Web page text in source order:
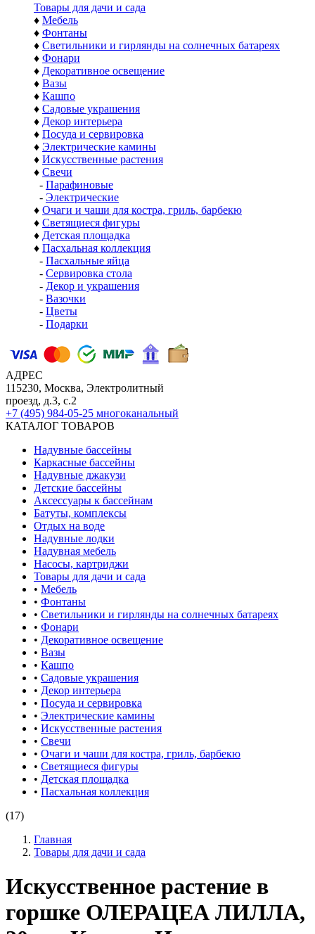
Товары для дачи и сада
♦ Мебель
♦ Фонтаны
♦ Светильники и гирлянды на солнечных батареях
♦ Фонари
♦ Декоративное освещение
♦ Вазы
♦ Кашпо
♦ Садовые украшения
♦ Декор интерьера
♦ Посуда и сервировка
♦ Электрические камины
♦ Искусственные растения
♦ Свечи
- Парафиновые
- Электрические
♦ Очаги и чаши для костра, гриль, барбекю
♦ Светящиеся фигуры
♦ Детская площадка
♦ Пасхальная коллекция
- Пасхальные яйца
- Сервировка стола
- Декор и украшения
- Вазочки
- Цветы
- Подарки
АДРЕС
115230, Москва, Электролитный
проезд, д.3, с.2
+7 (495) 984-05-25 многоканальный
КАТАЛОГ ТОВАРОВ
Надувные бассейны
Каркасные бассейны
Надувные джакузи
Детские бассейны
Аксессуары к бассейнам
Батуты, комплексы
Отдых на воде
Надувные лодки
Надувная мебель
Насосы, картриджи
Товары для дачи и сада
• Мебель
• Фонтаны
• Светильники и гирлянды на солнечных батареях
• Фонари
• Декоративное освещение
• Вазы
• Кашпо
• Садовые украшения
• Декор интерьера
• Посуда и сервировка
• Электрические камины
• Искусственные растения
• Свечи
• Очаги и чаши для костра, гриль, барбекю
• Светящиеся фигуры
• Детская площадка
• Пасхальная коллекция
(17)
Главная
Товары для дачи и сада
Искусственное растение в
горшке ОЛЕРАЦЕА ЛИЛЛА,